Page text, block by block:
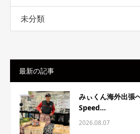
未分類
最新の記事
みぃくん海外出張
Speed...
2026.08.07